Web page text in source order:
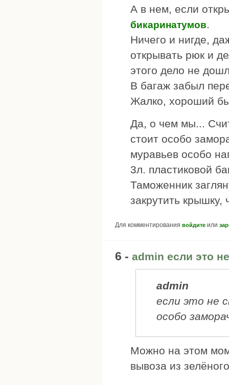
А в нем, если
бикаринатумов.
Ничего и нигде,
открывать рюк и
этого дело не
В багаж забыл
Жалко, хороший
Да, о чем мы...
стоит особо
муравьев особо
3л. пластиковой
Таможенник
закрутить
Для комментирования войдите или
6 - admin если это
admin
если это не
особо
Можно на этом
вывоза из